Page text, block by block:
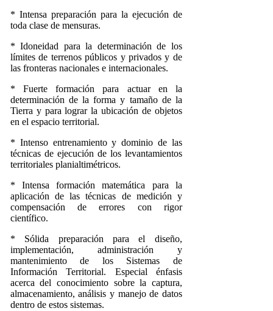
* Intensa preparación para la ejecución de
toda clase de mensuras.
* Idoneidad para la determinación de los
límites de terrenos públicos y privados y de
las fronteras nacionales e internacionales.
* Fuerte formación para actuar en la
determinación de la forma y tamaño de la
Tierra y para lograr la ubicación de objetos
en el espacio territorial.
* Intenso entrenamiento y dominio de las
técnicas de ejecución de los levantamientos
territoriales planialtimétricos.
* Intensa formación matemática para la
aplicación de las técnicas de medición y
compensación de errores con rigor
científico.
* Sólida preparación para el diseño,
implementación, administración y
mantenimiento de los Sistemas de
Información Territorial. Especial énfasis
acerca del conocimiento sobre la captura,
almacenamiento, análisis y manejo de datos
dentro de estos sistemas.